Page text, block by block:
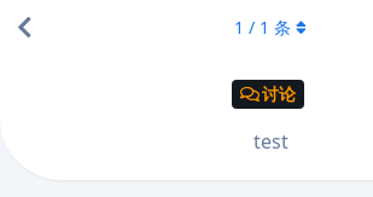
讨论
test
1 / 1 条